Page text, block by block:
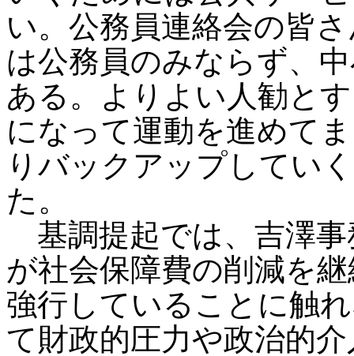
い。公務員連絡会の皆
は公務員のみならず、
ある。よりよい人勧と
になって運動を進めて
りバックアップしてい
た。
基調提起では、吉澤事
が社会保障費の削減を
強行していることに触
て財政的圧力や政治的